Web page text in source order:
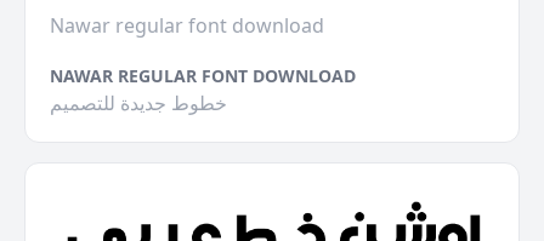
Nawar regular font download
NAWAR REGULAR FONT DOWNLOAD
خطوط جديدة للتصميم